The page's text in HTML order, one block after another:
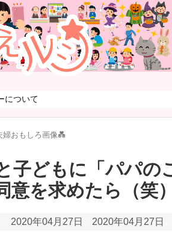
について
婦おもしろ画像💑
子どもに「パパの
意を求めたら（笑
2020年04月27日 2020年04月27日